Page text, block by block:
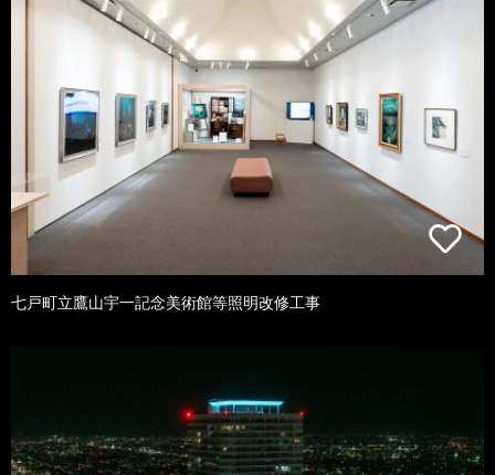
七戸町立鷹山宇一記念美術館等照明改修工事